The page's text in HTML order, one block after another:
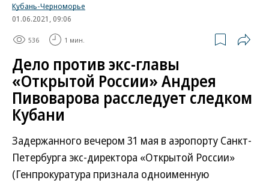
Кубань-Черноморье
01.06.2021, 09:06
536 1 мин.
Дело против экс-главы
«Открытой России» Андрея
Пивоварова расследует следком
Кубани
Задержанного вечером 31 мая в аэропорту Санкт-
Петербурга экс-директора «Открытой России»
(Генпрокуратура признала одноименную